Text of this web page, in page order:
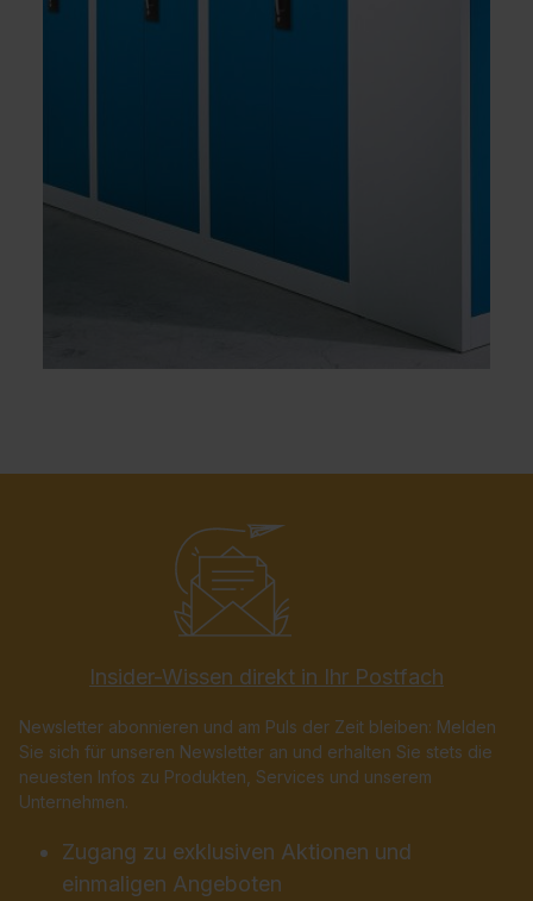
Insider-Wissen direkt in Ihr Postfach
Newsletter abonnieren und am Puls der Zeit bleiben: Melden
Sie sich für unseren Newsletter an und erhalten Sie stets die
neuesten Infos zu Produkten, Services und unserem
Unternehmen.
Zugang zu exklusiven Aktionen und
einmaligen Angeboten